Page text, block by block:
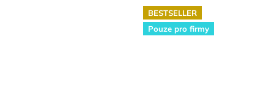
BESTSELLER
Pouze pro firmy